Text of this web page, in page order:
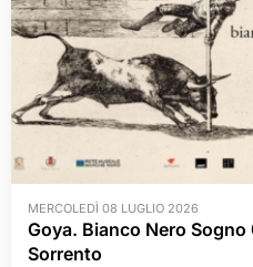
MERCOLEDÌ 08 LUGLIO 2026
Goya. Bianco Nero
Sorrento